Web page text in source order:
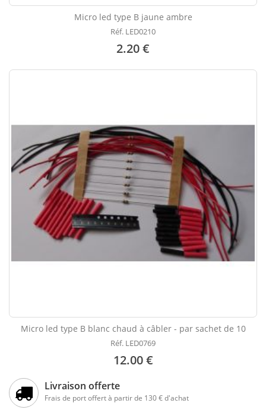
Micro led type B jaune ambre
Réf. LED0210
2.20 €
Micro led type B blanc chaud à câbler - par sachet de 10
Réf. LED0769
12.00 €
Livraison offerte
Frais de port offert à partir de 130 € d'achat